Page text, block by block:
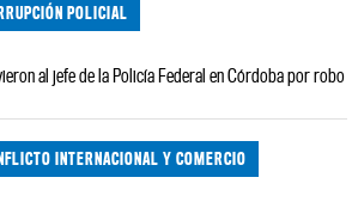
POLICIAL
al jefe de la Policía Federal en Córdoba por robo
INTERNACIONAL Y COMERCIO